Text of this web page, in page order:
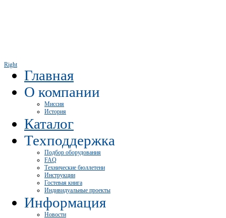
Right
Главная
О компании
Миссия
История
Каталог
Техподдержка
Подбор оборудования
FAQ
Технические бюллетени
Инструкции
Гостевая книга
Индивидуальные проекты
Информация
Новости